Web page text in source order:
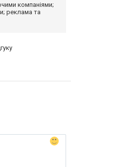
компаніями;
реклама та